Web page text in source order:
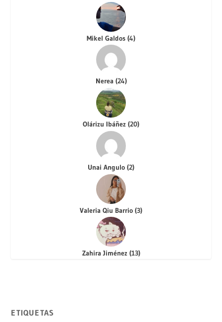
Mikel Galdos (4)
Nerea (24)
Olárizu Ibáñez (20)
Unai Angulo (2)
Valeria Qiu Barrio (3)
Zahira Jiménez (13)
ETIQUETAS